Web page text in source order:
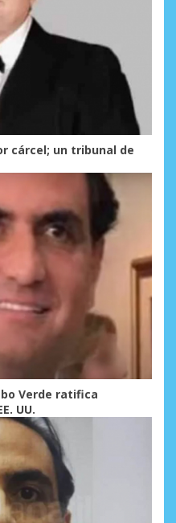
cárcel; un tribunal de
Verde ratifica
UU.